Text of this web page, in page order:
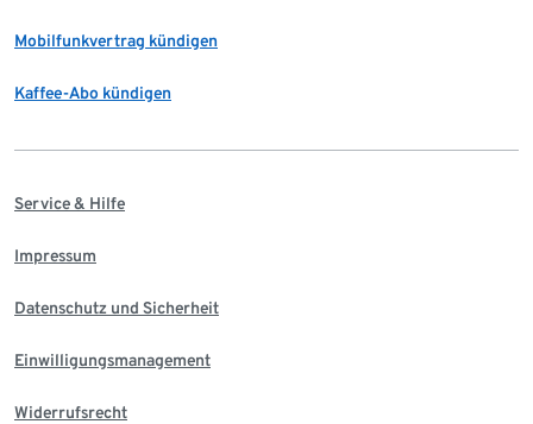
Mobilfunkvertrag kündigen
Kaffee-Abo kündigen
Service & Hilfe
Impressum
Datenschutz und Sicherheit
Einwilligungsmanagement
Widerrufsrecht